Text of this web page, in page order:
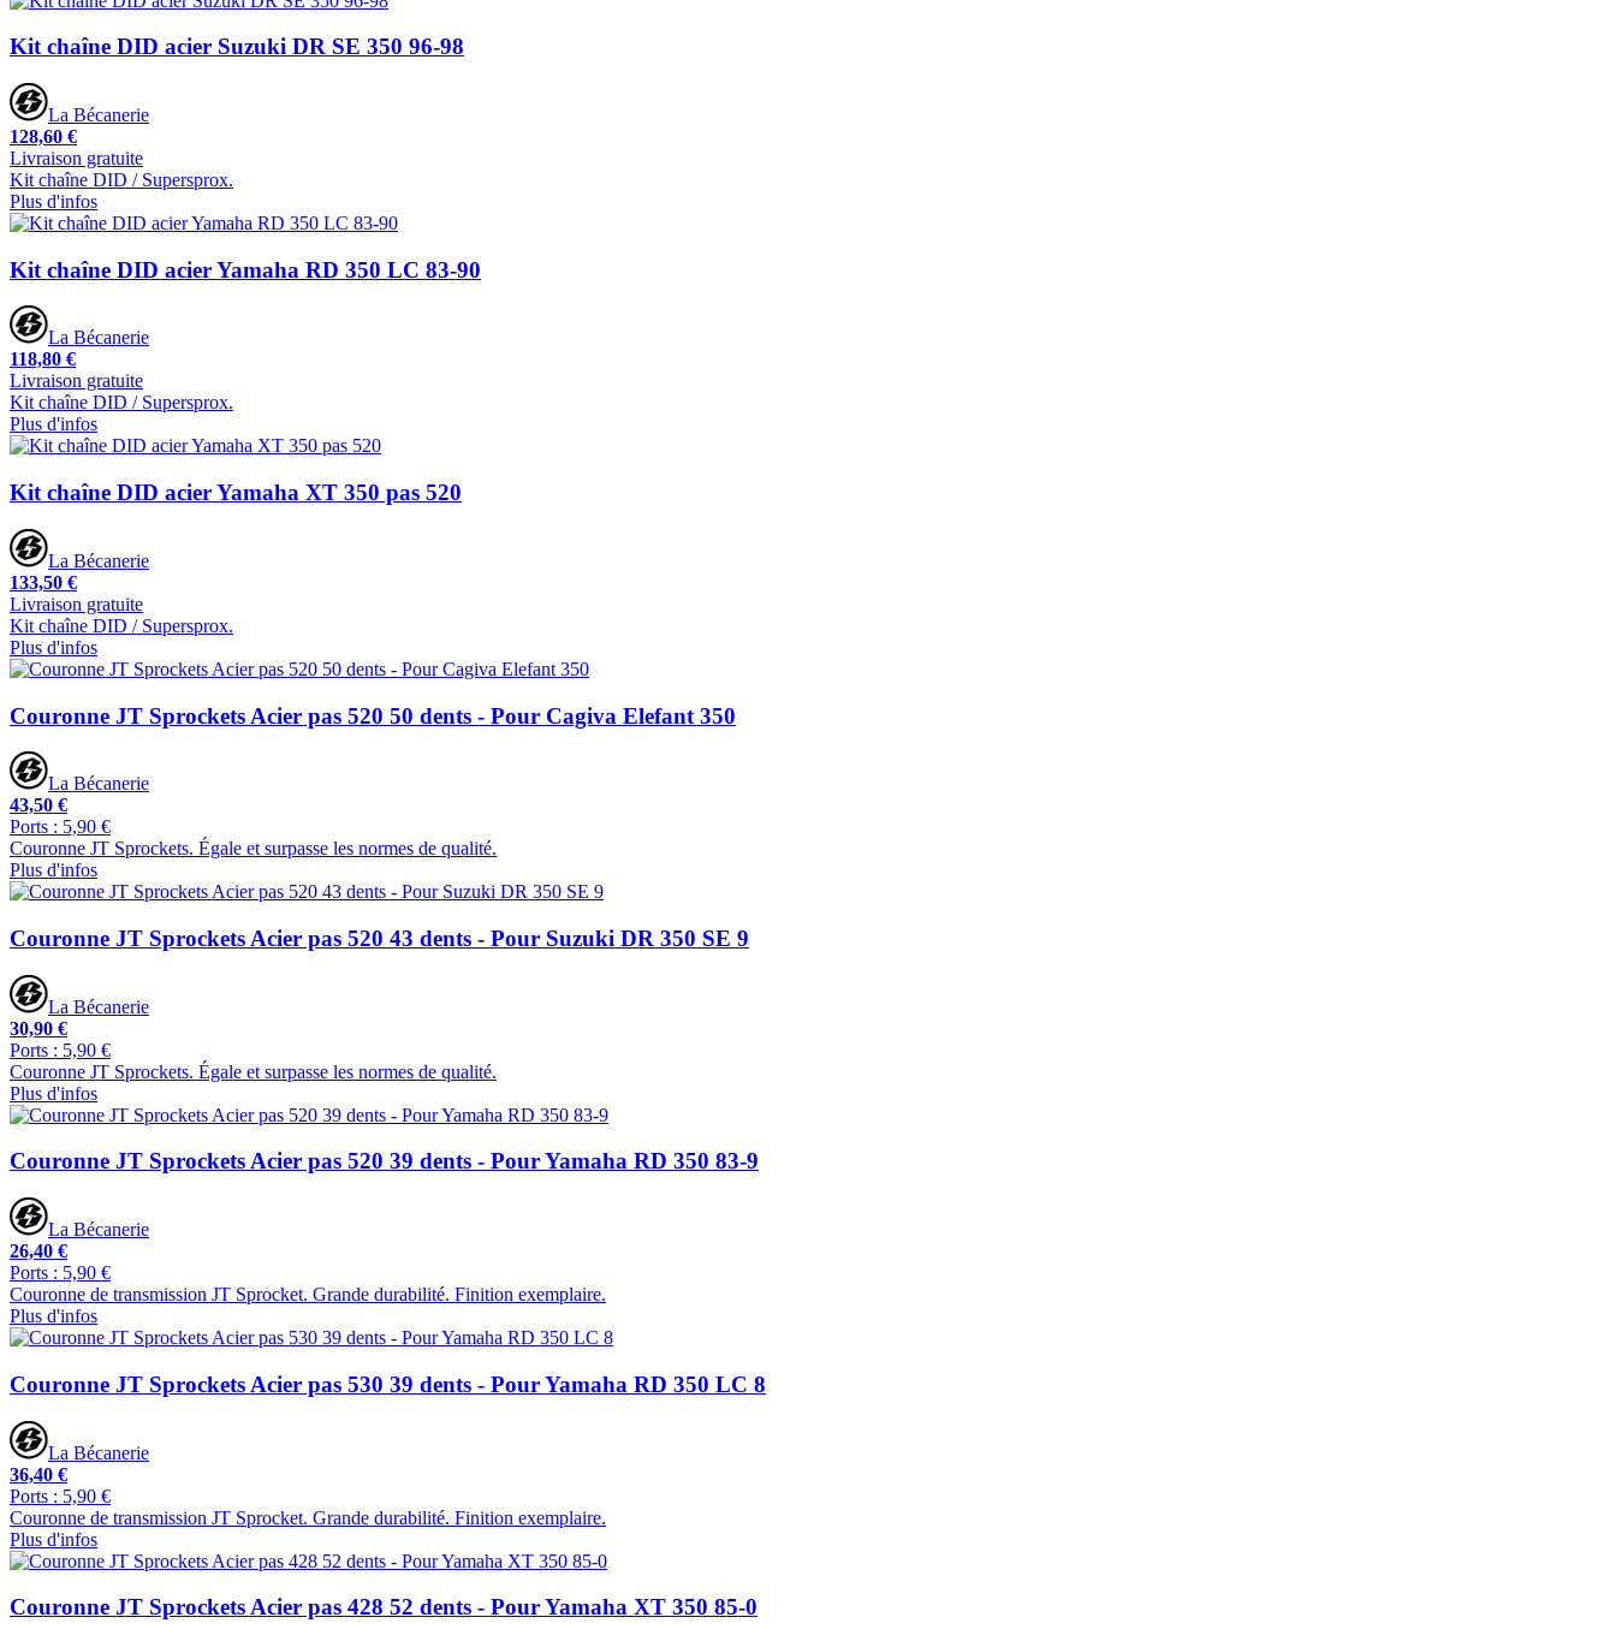
Kit chaîne DID acier Suzuki DR SE 350 96-98
La Bécanerie
128,60 €
Livraison gratuite
Kit chaîne DID / Supersprox.
Plus d'infos
Kit chaîne DID acier Yamaha RD 350 LC 83-90
La Bécanerie
118,80 €
Livraison gratuite
Kit chaîne DID / Supersprox.
Plus d'infos
Kit chaîne DID acier Yamaha XT 350 pas 520
La Bécanerie
133,50 €
Livraison gratuite
Kit chaîne DID / Supersprox.
Plus d'infos
Couronne JT Sprockets Acier pas 520 50 dents - Pour Cagiva Elefant 350
La Bécanerie
43,50 €
Ports : 5,90 €
Couronne JT Sprockets. Égale et surpasse les normes de qualité.
Plus d'infos
Couronne JT Sprockets Acier pas 520 43 dents - Pour Suzuki DR 350 SE 9
La Bécanerie
30,90 €
Ports : 5,90 €
Couronne JT Sprockets. Égale et surpasse les normes de qualité.
Plus d'infos
Couronne JT Sprockets Acier pas 520 39 dents - Pour Yamaha RD 350 83-9
La Bécanerie
26,40 €
Ports : 5,90 €
Couronne de transmission JT Sprocket. Grande durabilité. Finition exemplaire.
Plus d'infos
Couronne JT Sprockets Acier pas 530 39 dents - Pour Yamaha RD 350 LC 8
La Bécanerie
36,40 €
Ports : 5,90 €
Couronne de transmission JT Sprocket. Grande durabilité. Finition exemplaire.
Plus d'infos
Couronne JT Sprockets Acier pas 428 52 dents - Pour Yamaha XT 350 85-0